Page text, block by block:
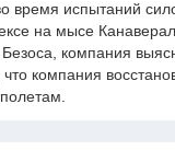
время испытаний
на мысе
компания
компания